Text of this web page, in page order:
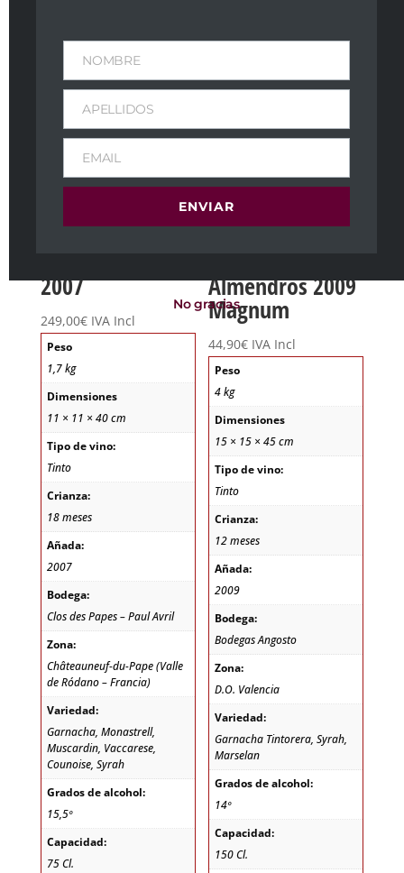
2007
249,00€ IVA Incl
Peso
1,7 kg
Dimensiones
11 × 11 × 40 cm
Tipo de vino:
Tinto
Crianza:
18 meses
Añada:
2007
Bodega:
Clos des Papes – Paul Avril
Zona:
Châteauneuf-du-Pape (Valle
de Ródano – Francia)
Variedad:
Garnacha, Monastrell,
Muscardin, Vaccarese,
Counoise, Syrah
Grados de alcohol:
15,5º
Capacidad:
75 Cl.
Almendros 2009
Magnum
44,90€ IVA Incl
Peso
4 kg
Dimensiones
15 × 15 × 45 cm
Tipo de vino:
Tinto
Crianza:
12 meses
Añada:
2009
Bodega:
Bodegas Angosto
Zona:
D.O. Valencia
Variedad:
Garnacha Tintorera, Syrah,
Marselan
Grados de alcohol:
14º
Capacidad:
150 Cl.
NOMBRE
APELLIDOS
EMAIL
ENVIAR
No gracias